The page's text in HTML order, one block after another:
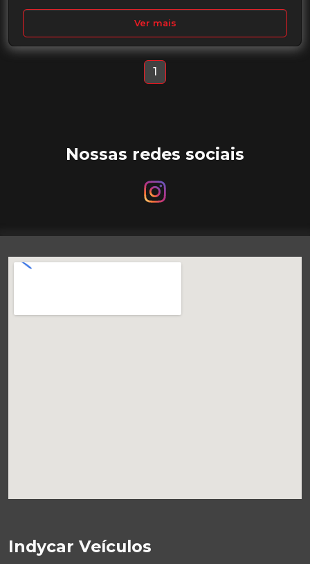
Ver mais
1
Nossas redes sociais
Indycar Veículos